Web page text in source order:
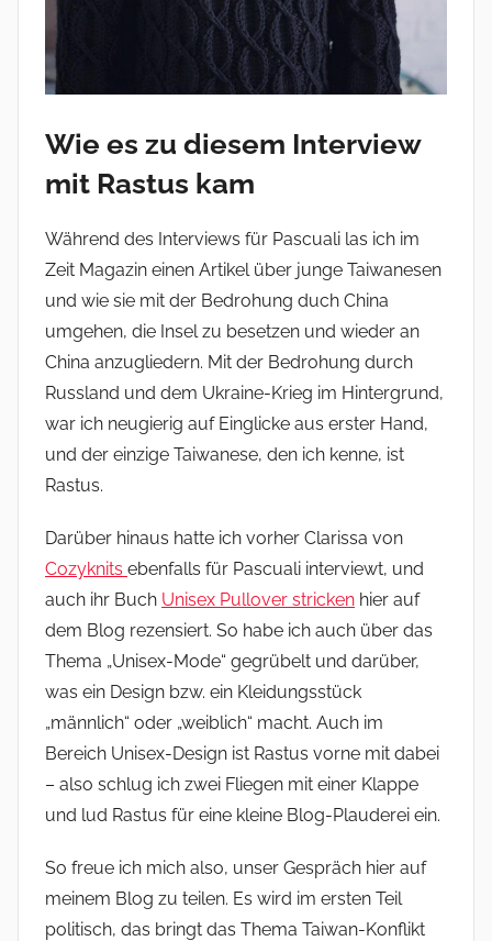
Wie es zu diesem Interview
mit Rastus kam
Während des Interviews für Pascuali las ich im
Zeit Magazin einen Artikel über junge Taiwanesen
und wie sie mit der Bedrohung duch China
umgehen, die Insel zu besetzen und wieder an
China anzugliedern. Mit der Bedrohung durch
Russland und dem Ukraine-Krieg im Hintergrund,
war ich neugierig auf Einglicke aus erster Hand,
und der einzige Taiwanese, den ich kenne, ist
Rastus.
Darüber hinaus hatte ich vorher Clarissa von
Cozyknits ebenfalls für Pascuali interviewt, und
auch ihr Buch Unisex Pullover stricken hier auf
dem Blog rezensiert. So habe ich auch über das
Thema „Unisex-Mode“ gegrübelt und darüber,
was ein Design bzw. ein Kleidungsstück
„männlich“ oder „weiblich“ macht. Auch im
Bereich Unisex-Design ist Rastus vorne mit dabei
– also schlug ich zwei Fliegen mit einer Klappe
und lud Rastus für eine kleine Blog-Plauderei ein.
So freue ich mich also, unser Gespräch hier auf
meinem Blog zu teilen. Es wird im ersten Teil
politisch, das bringt das Thema Taiwan-Konflikt